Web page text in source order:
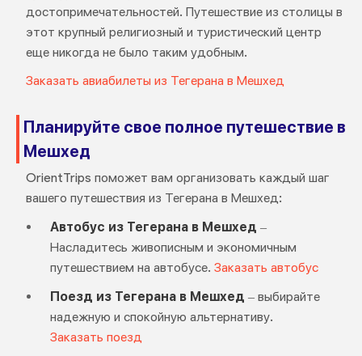
достопримечательностей. Путешествие из столицы в
этот крупный религиозный и туристический центр
еще никогда не было таким удобным.
Заказать авиабилеты из Тегерана в Мешхед
Планируйте свое полное путешествие в
Мешхед
OrientTrips поможет вам организовать каждый шаг
вашего путешествия из Тегерана в Мешхед:
Автобус из Тегерана в Мешхед –
Насладитесь живописным и экономичным
путешествием на автобусе. Заказать автобус
Поезд из Тегерана в Мешхед – выбирайте
надежную и спокойную альтернативу.
Заказать поезд